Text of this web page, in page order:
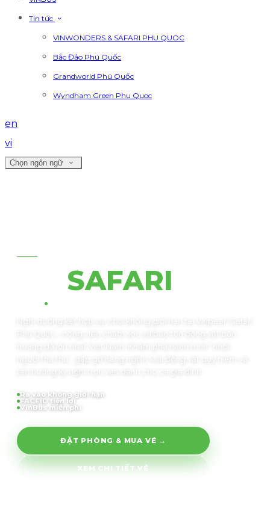
Tin tức
VINWONDERS & SAFARI PHU QUOC
Bắc Đảo Phú Quốc
Grandworld Phú Quốc
Wyndham Green Phu Quoc
en
vi
Chọn ngôn ngữ
SAFARI
Ra vào không giới hạn
FACEID tiện lợi
VinBus miễn phí
ĐẶT PHÒNG & MUA VÉ →
XEM CHI TIẾT VÉ